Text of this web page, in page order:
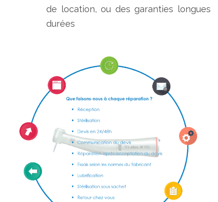
de location, ou des garanties longues
durées